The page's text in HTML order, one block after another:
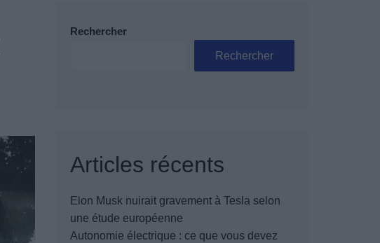
Rechercher
Rechercher
Articles récents
Elon Musk nuirait gravement à Tesla selon
une étude européenne
Autonomie électrique : ce que vous devez